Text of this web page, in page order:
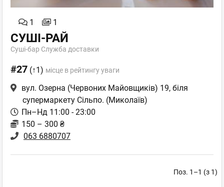
1 1
СУШІ-РАЙ
Суші-бар Служба доставки
#27 (↑1) місце в рейтингу уваги
вул. Озерна (Червоних Майовщиків) 19, біля
супермаркету Сільпо. (Миколаїв)
Пн–Нд 11:00 - 23:00
150 – 300 ₴
063 6880707
Поз. 1–1 (з 1)